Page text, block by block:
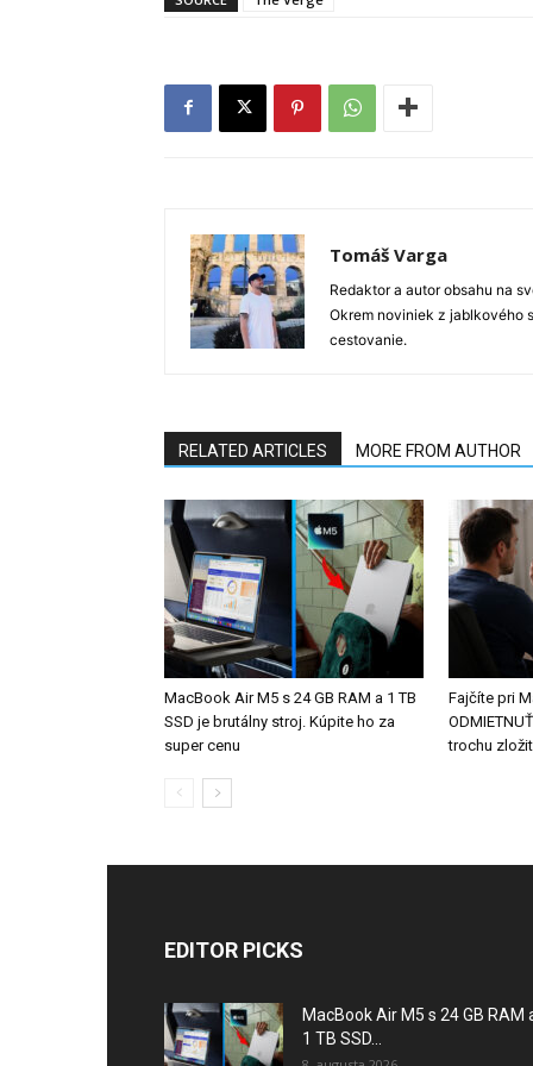
Tomáš Varga
Redaktor a autor obsahu na
Okrem noviniek z jablkového
cestovanie.
RELATED ARTICLES MORE FROM AUTHOR
MacBook Air M5 s 24 GB RAM a 1 TB
SSD je brutálny stroj. Kúpite ho za
super cenu
Fajčíte pri
trochu
EDITOR PICKS
MacBook Air M5 s 24 GB RAM
1 TB SSD...